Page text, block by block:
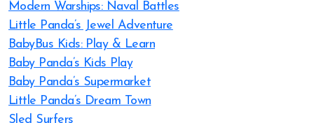
Modern Warships: Naval Battles
Little Panda’s Jewel Adventure
BabyBus Kids: Play & Learn
Baby Panda’s Kids Play
Baby Panda’s Supermarket
Little Panda’s Dream Town
Sled Surfers